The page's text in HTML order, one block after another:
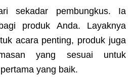
sekadar pembungkus. Ia
produk Anda. Layaknya
acara penting, produk juga
yang sesuai untuk
yang baik.